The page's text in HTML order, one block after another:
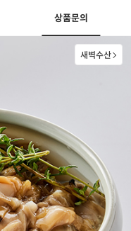
상품문의
객센터
새벽수산